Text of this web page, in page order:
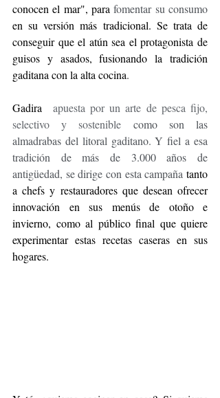
conocen el mar", para
en su versión más tradicional. Se trata de
conseguir que el atún sea el protagonista de
guisos y asados, fusionando la tradición
gaditana con la alta cocina.
Gadira apuesta por un arte de pesca fijo,
selectivo y sostenible como son las
almadrabas del litoral gaditano. Y fiel a esa
tradición de más de 3.000 años de
antigüedad, se dirige con esta campaña tanto
a chefs y restauradores que desean ofrecer
innovación en sus menús de otoño e
invierno, como al público final que quiere
experimentar estas recetas caseras en sus
hogares.